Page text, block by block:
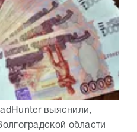
выяснили,
области